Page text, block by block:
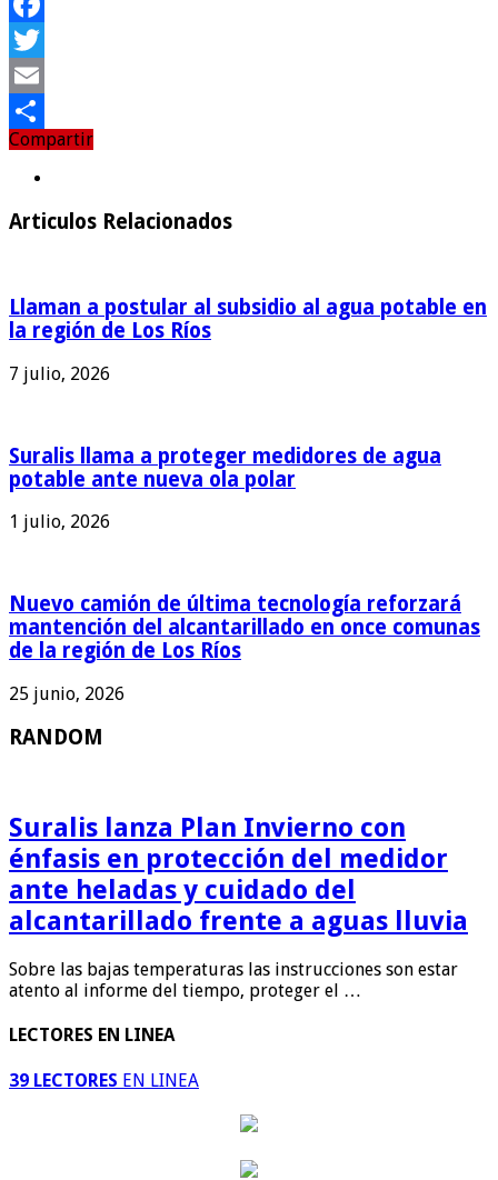
Facebook
Twitter
Email
Compartir
Compartir
Articulos Relacionados
Llaman a postular al subsidio al agua potable en
la región de Los Ríos
7 julio, 2026
Suralis llama a proteger medidores de agua
potable ante nueva ola polar
1 julio, 2026
Nuevo camión de última tecnología reforzará
mantención del alcantarillado en once comunas
de la región de Los Ríos
25 junio, 2026
RANDOM
Suralis lanza Plan Invierno con
énfasis en protección del medidor
ante heladas y cuidado del
alcantarillado frente a aguas lluvia
Sobre las bajas temperaturas las instrucciones son estar
atento al informe del tiempo, proteger el …
LECTORES EN LINEA
39 LECTORES EN LINEA